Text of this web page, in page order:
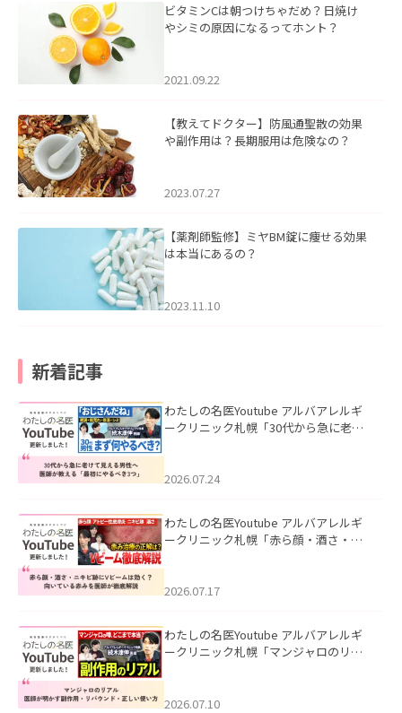
ビタミンCは朝つけちゃだめ？日焼け
やシミの原因になるってホント？
2021.09.22
【教えてドクター】防風通聖散の効果
や副作用は？長期服用は危険なの？
2023.07.27
【薬剤師監修】ミヤBM錠に痩せる効果
は本当にあるの？
2023.11.10
新着記事
わたしの名医Youtube アルバアレルギ
ークリニック札幌「30代から急に老け
た。
2026.07.24
わたしの名医Youtube アルバアレルギ
ークリニック札幌「赤ら顔・酒さ・ニ
した。
2026.07.17
わたしの名医Youtube アルバアレルギ
ークリニック札幌「マンジャロのリア
た。
2026.07.10